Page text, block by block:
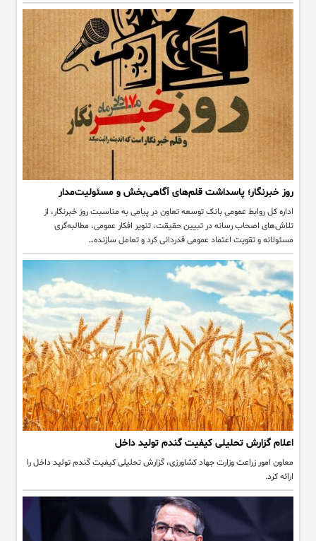
روز خبرنگار؛ پاسداشت قلم‌های آگاهی‌بخش و مسئولیت‌مدار
اداره کل روابط عمومی بانک توسعه تعاون در پیامی به مناسبت روز خبرنگار، از
تلاش‌های اصحاب رسانه در تبیین حقیقت، تنویر افکار عمومی، مطالبه‌گری
مسئولانه و تقویت اعتماد عمومی قدردانی کرد و تعامل سازنده…
اعلام گزارش تحلیلی کیفیت گندم تولید داخل
معاون امور زراعت وزارت جهاد کشاورزی، گزارش تحلیلی کیفیت گندم تولید داخل را
ارائه کرد.